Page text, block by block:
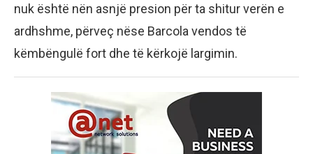
nuk është nën asnjë presion për ta shitur verën e
ardhshme, përveç nëse Barcola vendos të
këmbëngulë fort dhe të kërkojë largimin.